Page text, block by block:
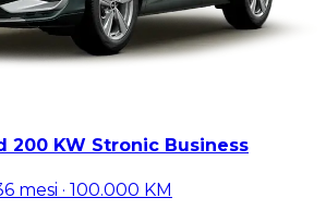
200 KW Stronic Business
mesi · 100.000 KM